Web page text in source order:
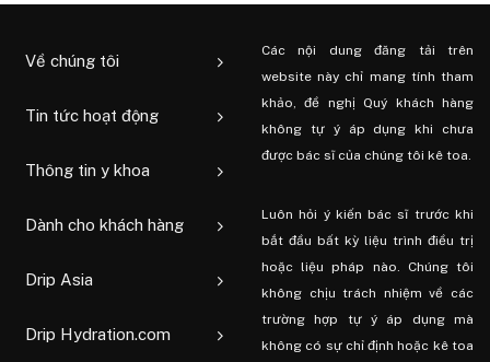
Về chúng tôi
Tin tức hoạt động
Thông tin y khoa
Dành cho khách hàng
Drip Asia
Drip Hydration.com
Các nội dung đăng tải trên
website này chỉ mang tính tham
khảo, đề nghị Quý khách hàng
không tự ý áp dụng khi chưa
được bác sĩ của chúng tôi kê toa.
Luôn hỏi ý kiến ​​bác sĩ trước khi
bắt đầu bất kỳ liệu trình điều trị
hoặc liệu pháp nào. Chúng tôi
không chịu trách nhiệm về các
trường hợp tự ý áp dụng mà
không có sự chỉ định hoặc kê toa